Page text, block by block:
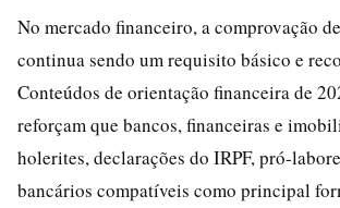
No mercado financeiro, a comprovação
continua sendo um requisito básico e
Conteúdos de orientação financeira de
reforçam que bancos, financeiras e
holerites, declarações do IRPF, pró-
bancários compatíveis como principal